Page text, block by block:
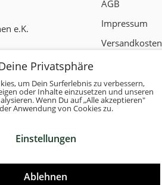
e.K.
AGB
Impressum
Versandkosten
Privatsphäre
um Dein Surferlebnis zu verbessern,
oder Inhalte einzusetzen und unseren
Wenn Du auf „Alle akzeptieren"
Anwendung von Cookies zu.
Einstellungen
Ablehnen